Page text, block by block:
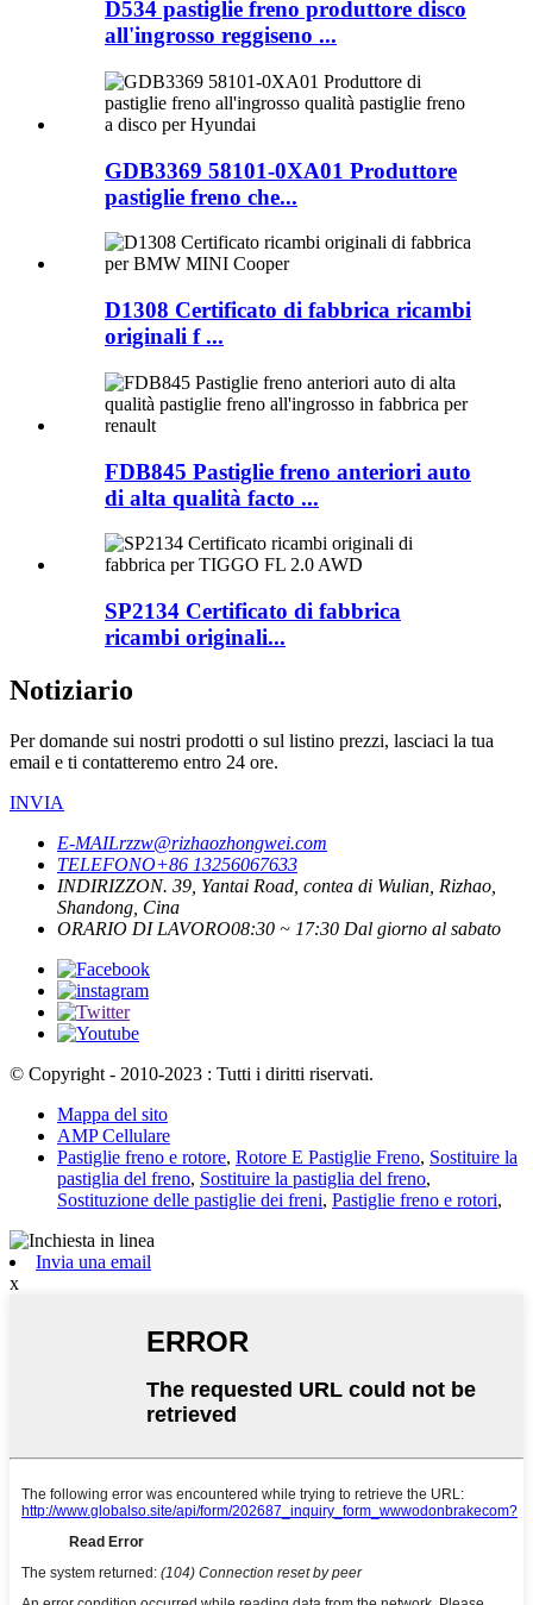
D534 pastiglie freno produttore disco
all'ingrosso reggiseno ...
GDB3369 58101-0XA01 Produttore
pastiglie freno che...
D1308 Certificato di fabbrica ricambi
originali f ...
FDB845 Pastiglie freno anteriori auto
di alta qualità facto ...
SP2134 Certificato di fabbrica
ricambi originali...
Notiziario
Per domande sui nostri prodotti o sul listino prezzi, lasciaci la tua
email e ti contatteremo entro 24 ore.
INVIA
E-MAILrzzw@rizhaozhongwei.com
TELEFONO+86 13256067633
INDIRIZZON. 39, Yantai Road, contea di Wulian, Rizhao,
Shandong, Cina
ORARIO DI LAVORO08:30 ~ 17:30 Dal giorno al sabato
© Copyright - 2010-2023 : Tutti i diritti riservati.
Mappa del sito
AMP Cellulare
Pastiglie freno e rotore, Rotore E Pastiglie Freno, Sostituire la
pastiglia del freno, Sostituire la pastiglia del freno,
Sostituzione delle pastiglie dei freni, Pastiglie freno e rotori,
Invia una email
x